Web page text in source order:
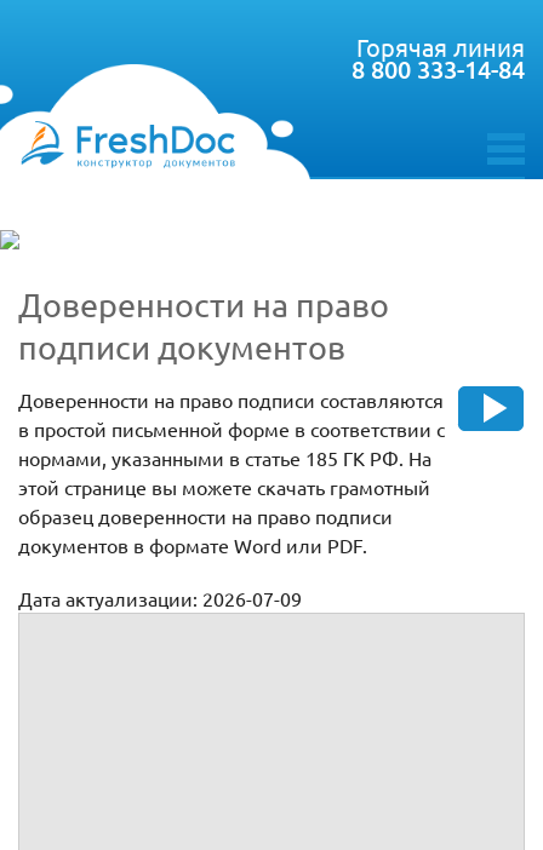
toggle
Горячая линия
8 800 333-14-84
Доверенности на право
подписи документов
Доверенности на право подписи составляются
в простой письменной форме в соответствии с
нормами, указанными в статье 185 ГК РФ. На
этой странице вы можете скачать грамотный
образец доверенности на право подписи
документов в формате Word или PDF.
Дата актуализации: 2026-07-09